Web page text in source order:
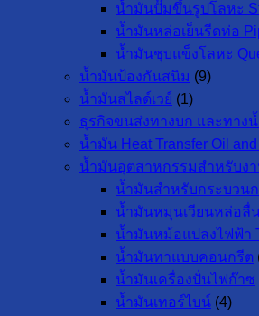
น้ำมันปั๊มขึ้นรูปโลหะ
น้ำมันหล่อเย็นรีดท่อ
น้ำมันชุบแข็งโลหะ
น้ำมันป้องกันสนิม (9)
น้ำมันสไลด์เวย์ (1)
ธุรกิจขนส่งทางบก และทาง
น้ำมัน Heat Transfer Oil
น้ำมันอุตสาหกรรมสำหรับงา
น้ำมันสำหรับกระบวนก
น้ำมันหมุนเวียนหล่อลื่
น้ำมันหม้อแปลงไฟฟ้า
น้ำมันทาแบบคอนกรีต
น้ำมันเครื่องปั่นไฟก๊าซ
น้ำมันเทอร์ไบน์ (4)